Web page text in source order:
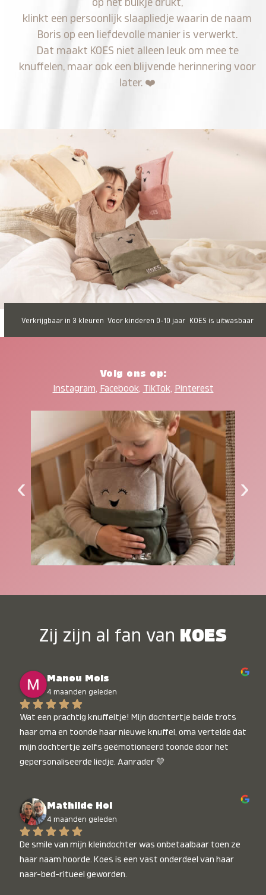
op het buikje drukt,
klinkt een persoonlijk slaapliedje waarin de naam
Boris op een liefdevolle manier is verwerkt.
Dat maakt KOES niet alleen leuk om mee te
knuffelen, maar ook een blijvende herinnering voor
later. ❤️
Verkrijgbaar in 3 kleuren Voor kinderen 0-10 jaar KOES is uitwasbaar
Volg ons op:
Instagram, Facebook, TikTok, Pinterest
‹ ›
Zij zijn al fan van KOES
Manou Mols
4 maanden geleden
Wat een prachtig knuffeltje! Mijn dochtertje belde trots
haar oma en toonde haar nieuwe knuffel, oma vertelde dat
mijn dochtertje zelfs geëmotioneerd toonde door het
gepersonaliseerde liedje. Aanrader 💛
Mathilde Hol
4 maanden geleden
De smile van mijn kleindochter was onbetaalbaar toen ze
haar naam hoorde. Koes is een vast onderdeel van haar
naar-bed-ritueel geworden.